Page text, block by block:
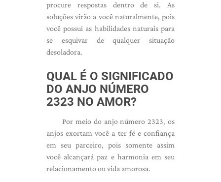
procure respostas dentro de si. As
soluções virão a você naturalmente, pois
você possui as habilidades naturais para
se esquivar de qualquer situação
desoladora.
QUAL É O SIGNIFICADO
DO ANJO NÚMERO
2323 NO AMOR?
Por meio do anjo número 2323, os
anjos exortam você a ter fé e confiança
em seu parceiro, pois somente assim
você alcançará paz e harmonia em seu
relacionamento ou vida amorosa.